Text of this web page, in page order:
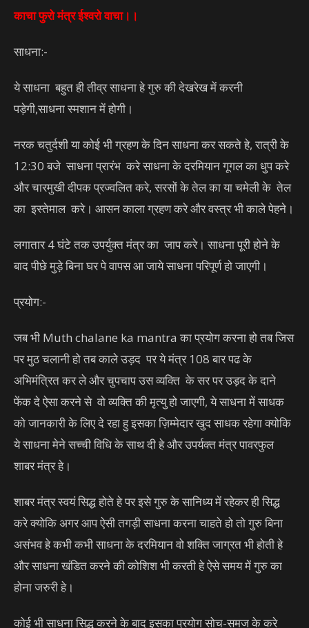
काचा फुरो मंत्र ईश्वरो वाचा।।
साधना:-
ये साधना बहुत ही तीव्र साधना हे गुरु की देखरेख में करनी
पड़ेगी,साधना स्मशान में होगी।
नरक चतुर्दशी या कोई भी ग्रहण के दिन साधना कर सकते हे, रात्री के
12:30 बजे साधना प्रारंभ करे साधना के दरमियान गूगल का धुप करे
और चारमुखी दीपक प्रज्वलित करे, सरसों के तेल का या चमेली के तेल
का इस्तेमाल करे। आसन काला ग्रहण करे और वस्त्र भी काले पेहने।
लगातार 4 घंटे तक उपर्युक्त मंत्र का जाप करे। साधना पूरी होने के
बाद पीछे मुड़े बिना घर पे वापस आ जाये साधना परिपूर्ण हो जाएगी।
प्रयोग:-
जब भी Muth chalane ka mantra का प्रयोग करना हो तब जिस
पर मुठ चलानी हो तब काले उड़द पर ये मंत्र 108 बार पढ के
अभिमंत्रित कर ले और चुपचाप उस व्यक्ति के सर पर उड़द के दाने
फेंक दे ऐसा करने से वो व्यक्ति की मृत्यु हो जाएगी, ये साधना में साधक
को जानकारी के लिए दे रहा हु इसका ज़िम्मेदार खुद साधक रहेगा क्योकि
ये साधना मेने सच्ची विधि के साथ दी हे और उपर्यक्त मंत्र पावरफुल
शाबर मंत्र हे।
शाबर मंत्र स्वयं सिद्ध होते हे पर इसे गुरु के सानिध्य में रहेकर ही सिद्ध
करे क्योकि अगर आप ऐसी तगड़ी साधना करना चाहते हो तो गुरु बिना
असंभव हे कभी कभी साधना के दरमियान वो शक्ति जाग्रत भी होती हे
और साधना खंडित करने की कोशिश भी करती हे ऐसे समय में गुरु का
होना जरुरी हे।
कोई भी साधना सिद्ध करने के बाद इसका प्रयोग सोच-समज के करे